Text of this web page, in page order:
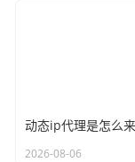
2026-08-06